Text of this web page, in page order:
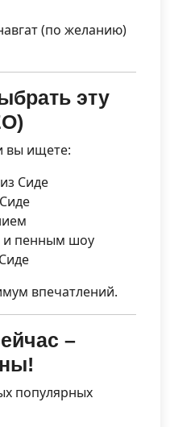
(по желанию)
эту
вы ищете:
Сиде
и пенным шоу
впечатлений.
–
популярных